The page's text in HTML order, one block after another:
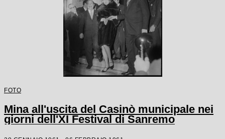
FOTO
Mina all'uscita del Casinò municipale nei
giorni dell'XI Festival di Sanremo